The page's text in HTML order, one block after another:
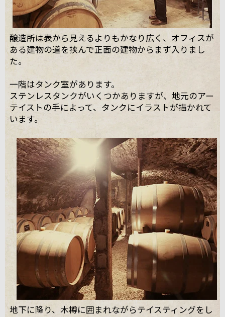
醸造所は表から見えるよりもかなり広く、オフィスが
ある建物の道を挟んで正面の建物からまず入りまし
た。
一階はタンク室があります。
ステンレスタンクがいくつかありますが、地元のアー
テイストの手によって、タンクにイラストが描かれて
います。
地下に降り、木樽に囲まれながらテイスティングをし